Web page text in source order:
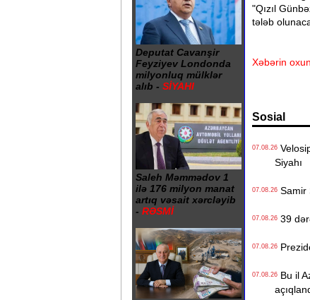
Deputat Cavanşir
Feyziyev Londonda
milyonluq mülklər
alıb - SİYAHI
Saleh Məmmədov 1
ilə 176 milyon manat
artıq vəsait xərcləyib
- RƏSMİ
"Qızıl
tələb
Xəbərin
Sosial
07.08.26
Siyahı
07.08.26Samir
07.08.2639
07.08.26
07.08.26Bu il